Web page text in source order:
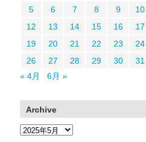
5
6 7 8 9 10
12
13 14 15 16 17
19
20 21 22 23 24
26
27 28 29 30
31
« 4月
6月 »
Archive
Archive